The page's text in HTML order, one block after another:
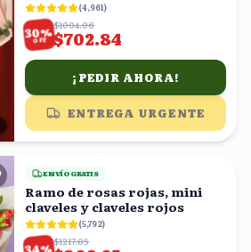
(4,961)
30%
OFF
$1004.06
$702.84
¡PEDIR AHORA!
ENTREGA URGENTE
ENVÍO GRATIS
Ramo de rosas rojas, mini
claveles y claveles rojos
(5,792)
%$1217.05